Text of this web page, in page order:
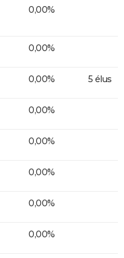
0,00%
0,00%
0,00% 5 élus
0,00%
0,00%
0,00%
0,00%
0,00%